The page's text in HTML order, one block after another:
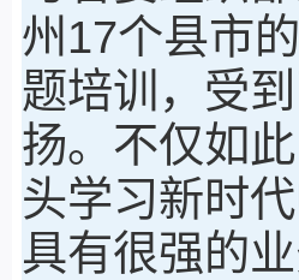
州17个县市
题培训，受
扬。不仅如
头学习新时
具有很强的